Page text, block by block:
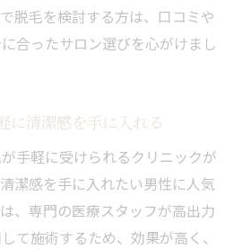
脱毛を検討する方は、口コミや
合ったサロン選びを心がけまし
に清潔感を手に入れる
手軽に受けられるクリニックが
潔感を手に入れたい男性に人気
、専門の医療スタッフが高出力
て施術するため、効果が高く、